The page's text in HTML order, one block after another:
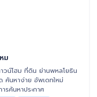
ม
วน์โฮม ที่ดิน ย่านพหลโยธิน
ค้นหาง่าย อัพเดทใหม่
รค้นหาประกาศ